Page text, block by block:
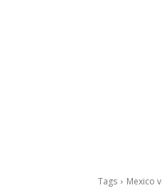
Tags Mexico